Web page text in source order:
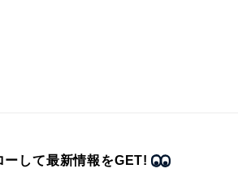
ーして最新情報をGET!